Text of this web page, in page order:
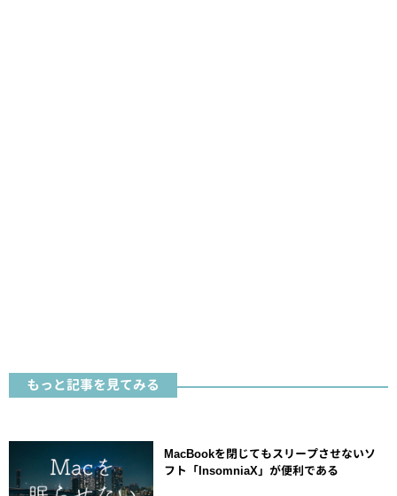
もっと記事を見てみる
MacBookを閉じてもスリープさせないソ
フト「InsomniaX」が便利である